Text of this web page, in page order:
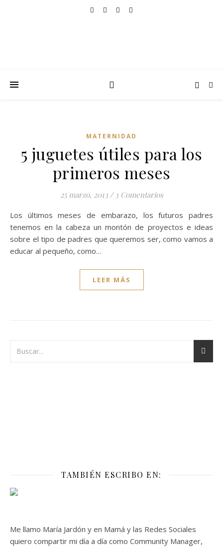
MATERNIDAD
5 juguetes útiles para los
primeros meses
25 marzo, 2013 / 3 Comentarios
Los últimos meses de embarazo, los futuros padres
tenemos en la cabeza un montón de proyectos e ideas
sobre el tipo de padres que queremos ser, como vamos a
educar al pequeño, como…
LEER MÁS
TAMBIÉN ESCRIBO EN:
Me llamo María Jardón y en Mamá y las Redes Sociales
quiero compartir mi día a día como Community Manager,